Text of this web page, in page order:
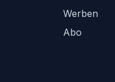
Werben
Abo